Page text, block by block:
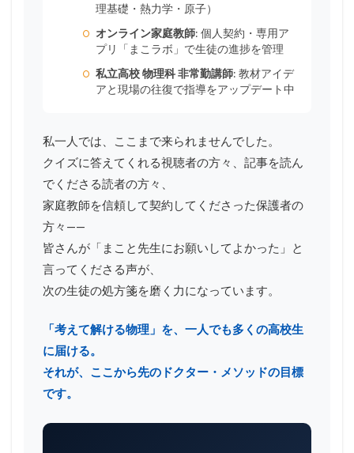
理基礎・熱力学・原子）
オンライン家庭教師: 個人契約・専用ア
プリ「まこラボ」で生徒の進捗を管理
私立高校 物理科 非常勤講師: 教材アイデ
アと現場の往復で指導をアップデート中
私一人では、ここまで来られませんでした。
クイズに答えてくれる視聴者の方々、記事を読ん
でくださる読者の方々、
家庭教師を信頼して契約してくださった保護者の
方々——
皆さんが「まこと先生にお願いしてよかった」と
言ってくださる声が、
次の生徒の処方箋を磨く力になっています。
「考えて解ける物理」を、一人でも多くの高校生
に届ける。
それが、ここから先のドクター・メソッドの目標
です。